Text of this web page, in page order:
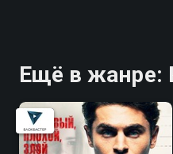
Ещё в жанре: